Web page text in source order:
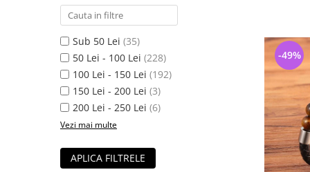
Sub 50 Lei (35)
50 Lei - 100 Lei (228)
100 Lei - 150 Lei (192)
150 Lei - 200 Lei (3)
200 Lei - 250 Lei (6)
Vezi mai multe
APLICA FILTRELE
-49%